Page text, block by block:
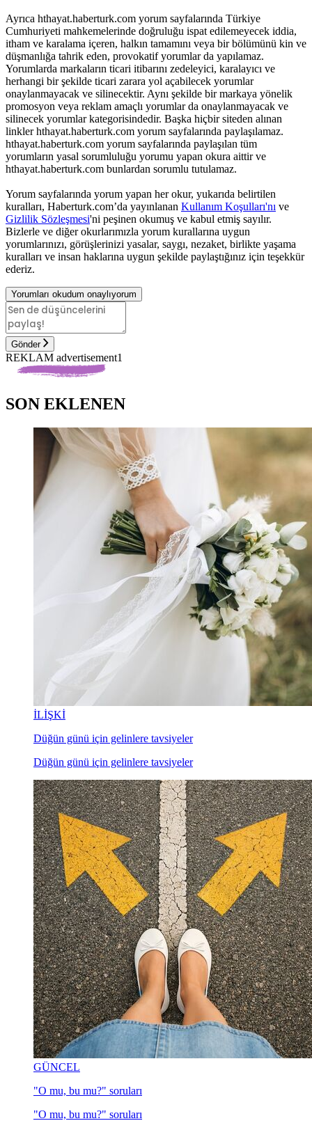
Ayrıca hthayat.haberturk.com yorum sayfalarında Türkiye
Cumhuriyeti mahkemelerinde doğruluğu ispat edilemeyecek iddia,
itham ve karalama içeren, halkın tamamını veya bir bölümünü kin ve
düşmanlığa tahrik eden, provokatif yorumlar da yapılamaz.
Yorumlarda markaların ticari itibarını zedeleyici, karalayıcı ve
herhangi bir şekilde ticari zarara yol açabilecek yorumlar
onaylanmayacak ve silinecektir. Aynı şekilde bir markaya yönelik
promosyon veya reklam amaçlı yorumlar da onaylanmayacak ve
silinecek yorumlar kategorisindedir. Başka hiçbir siteden alınan
linkler hthayat.haberturk.com yorum sayfalarında paylaşılamaz.
hthayat.haberturk.com yorum sayfalarında paylaşılan tüm
yorumların yasal sorumluluğu yorumu yapan okura aittir ve
hthayat.haberturk.com bunlardan sorumlu tutulamaz.
Yorum sayfalarında yorum yapan her okur, yukarıda belirtilen
kuralları, Haberturk.com’da yayınlanan Kullanım Koşulları'nı ve
Gizlilik Sözleşmesi'ni peşinen okumuş ve kabul etmiş sayılır.
Bizlerle ve diğer okurlarımızla yorum kurallarına uygun
yorumlarınızı, görüşlerinizi yasalar, saygı, nezaket, birlikte yaşama
kuralları ve insan haklarına uygun şekilde paylaştığınız için teşekkür
ederiz.
Yorumları okudum onaylıyorum
Gönder
REKLAM advertisement1
SON EKLENEN
İLİŞKİ
Düğün günü için gelinlere tavsiyeler
Düğün günü için gelinlere tavsiyeler
GÜNCEL
"O mu, bu mu?" soruları
"O mu, bu mu?" soruları